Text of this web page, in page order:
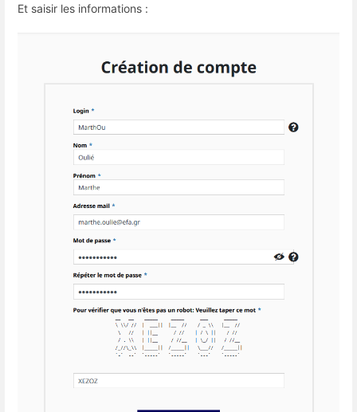
Et saisir les informations :